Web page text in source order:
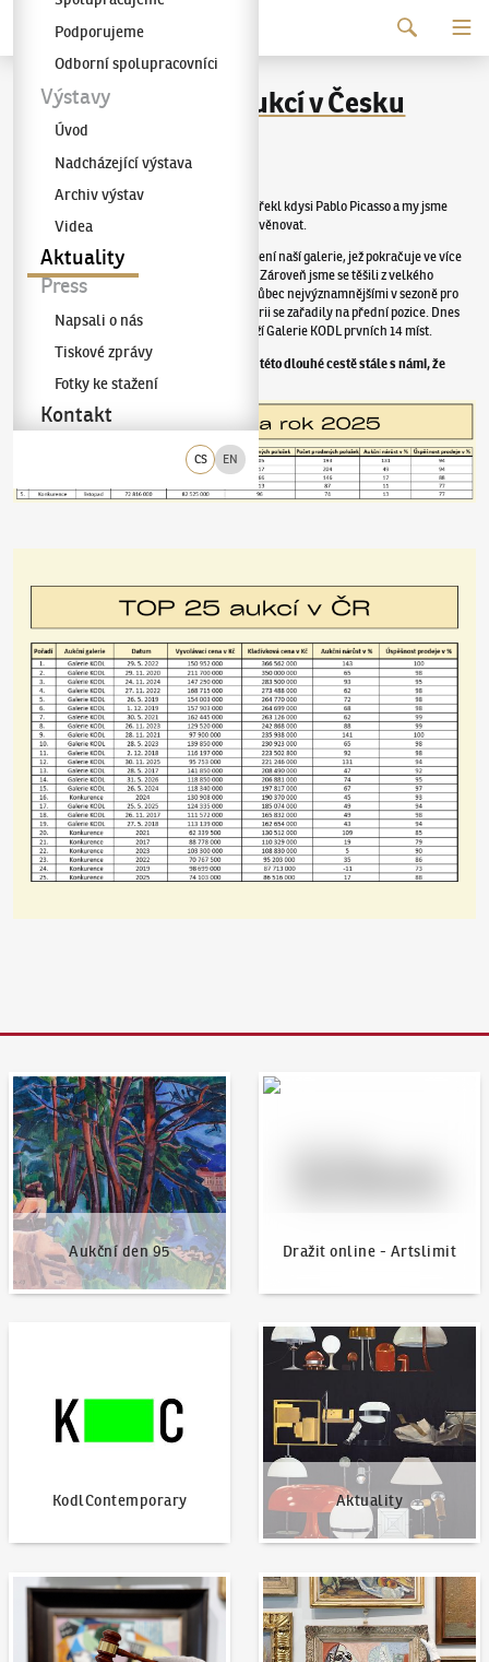
Galerie KODL
CS EN
Podporujeme
Odborní spolupracovníci
Výstavy
Úvod
Nadcházející výstava
Archiv výstav
Videa
Aktuality
Press
Napsali o nás
Tiskové zprávy
Fotky ke stažení
Kontakt
TOP 20 největších aukcí v Česku
Zveřejněno:22. 12. 2025
„Umění smývá z duše prach každodennosti,“ řekl kdysi Pablo Picasso a my jsme
hluboce vděčni, že se s vámi můžeme umění věnovat.
V roce 2025 jsme si připomněli 35 let od založení naší galerie, jež pokračuje ve více
než stoleté sběratelské tradici rodiny Kodlů. Zároveň jsme se těšili z velkého
úspěchu jarní i podzimní aukce, jež se staly vůbec nejvýznamnějšími v sezoně pro
celé Česko a na žebříčku TOP 20 aukcí v historii se zařadily na přední pozice. Dnes
tedy mezi 20 největšími českými aukcemi drží Galerie KODL prvních 14 míst.
Milí přátelé, velice si vážíme toho, že jste na této dlouhé cestě stále s námi, že
touhu “smývat prach z duše“ sdílíme.
Aukční den 95
Aukční den 95
Dražit online - Artslimit
Dražit online - Artslimit
KodlContemporary Aktuality
Aktuality
Jak dražit? Nabídnout dílo